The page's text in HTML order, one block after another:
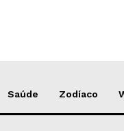
Saúde Zodíaco